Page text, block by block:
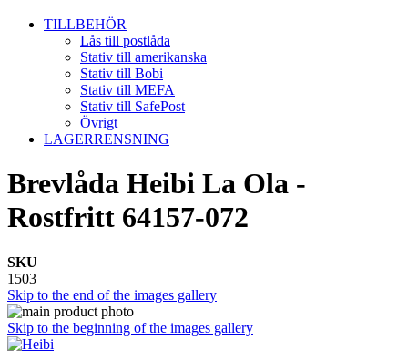
TILLBEHÖR
Lås till postlåda
Stativ till amerikanska
Stativ till Bobi
Stativ till MEFA
Stativ till SafePost
Övrigt
LAGERRENSNING
Brevlåda Heibi La Ola -
Rostfritt 64157-072
SKU
1503
Skip to the end of the images gallery
Skip to the beginning of the images gallery